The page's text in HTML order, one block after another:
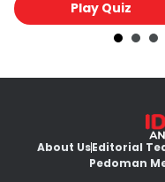
Play Quiz
About UsEditorial
Pedoman